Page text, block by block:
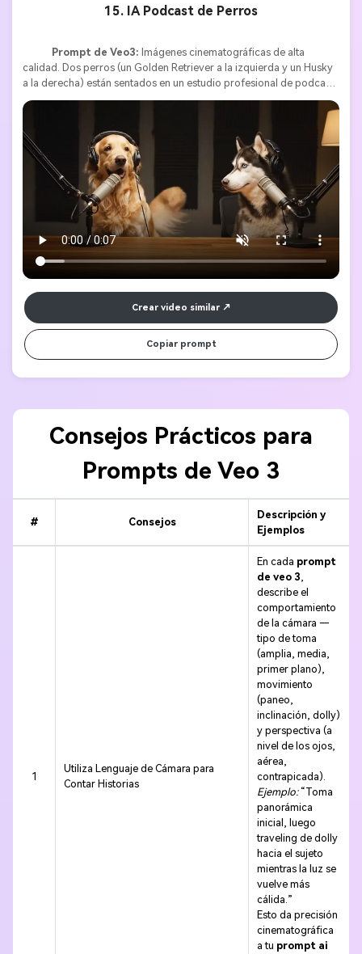
15. IA Podcast de Perros
Prompt de Veo3: Imágenes cinematográficas de alta
calidad. Dos perros (un Golden Retriever a la izquierda y un Husky
a la derecha) están sentados en un estudio profesional de podcast,
cada uno con auriculares y hablando a su propio micrófono frente
a una mesa de madera. Iluminación cálida de estudio con paneles
acústicos. El Golden Retriever comienza diciendo con entusiasmo:
“Los humanos creen que mandan, pero sabemos la verdad.” El
Husky sonríe y responde: “Exactamente. Nosotros mandamos en la
casa, ellos solo pagan las cuentas.” Ambos perros ríen juntos,
creando un ambiente ingenioso y divertido. 8 segundos de
Crear video similar
Copiar prompt
Consejos Prácticos para
Prompts de Veo 3
# Consejos
Descripción y
Ejemplos
1
Utiliza Lenguaje de Cámara para
Contar Historias
En cada prompt
de veo 3,
describe el
comportamiento
de la cámara —
tipo de toma
(amplia, media,
primer plano),
movimiento
(paneo,
inclinación, dolly)
y perspectiva (a
nivel de los ojos,
aérea,
contrapicada).
Ejemplo:“Toma
panorámica
inicial, luego
traveling de dolly
hacia el sujeto
mientras la luz se
vuelve más
cálida.”
Esto da precisión
cinematográfica
a tu prompt ai